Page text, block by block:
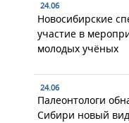
24.06
Новосибирские
участие в
молодых учёных
24.06
Палеонтологи
Сибири новый